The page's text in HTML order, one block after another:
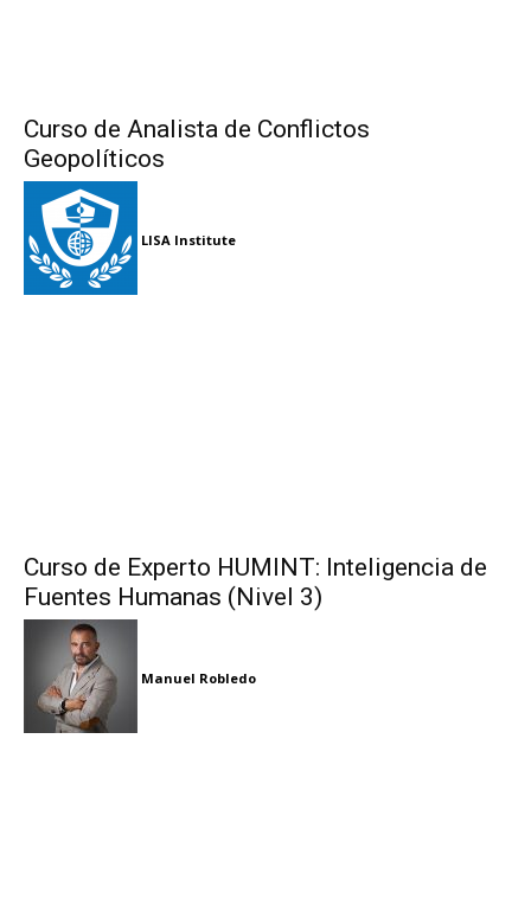
Curso de Analista de Conflictos
Geopolíticos
LISA Institute
Curso de Experto HUMINT: Inteligencia de
Fuentes Humanas (Nivel 3)
Manuel Robledo